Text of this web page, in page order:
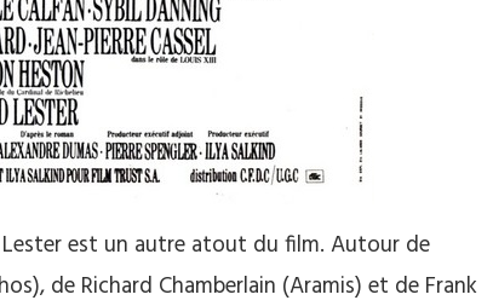
est un autre atout du film. Autour de
de Richard Chamberlain (Aramis) et de Frank